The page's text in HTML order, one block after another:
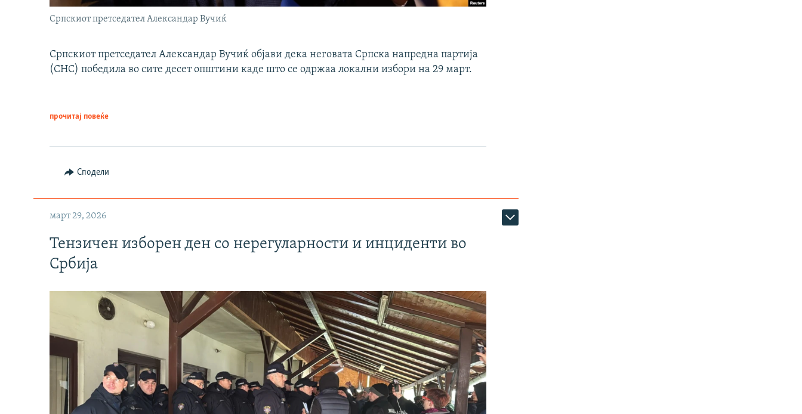
Српскиот претседател Александар Вучиќ
Српскиот претседател Александар Вучиќ објави дека неговата Српска напредна партија
(СНС) победила во сите десет општини каде што се одржаа локални избори на 29 март.
прочитај повеќе
Сподели
март 29, 2026
Тензичен изборен ден со нерегуларности и инциденти во
Србија